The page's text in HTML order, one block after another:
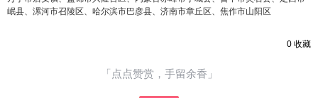
岷县、漯河市召陵区、哈尔滨市巴彦县、济南市章丘区、焦作市山阳区
0 收藏
「点点赞赏，手留余香」